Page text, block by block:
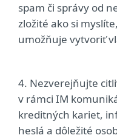
spam či správy od
zložité ako si
umožňuje vytvoriť
4. Nezverejňujte
v rámci IM
kreditných kariet,
heslá a dôležité